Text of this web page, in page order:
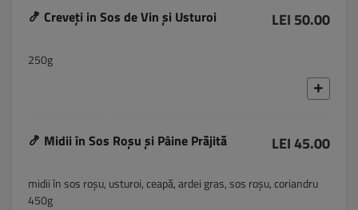
🍤 Creveți in Sos de Vin și Usturoi LEI 50.00
250g
🍤 Midii în Sos Roșu și Pâine Prăjită LEI 45.00
midii în sos roșu, usturoi, ceapă, ardei gras, sos roșu, coriandru
450g